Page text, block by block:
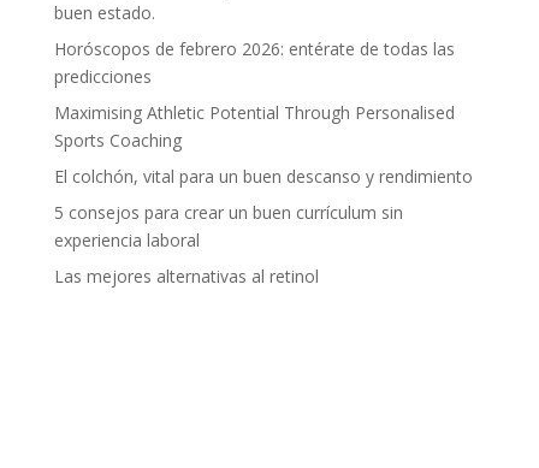
buen estado.
Horóscopos de febrero 2026: entérate de todas las
predicciones
Maximising Athletic Potential Through Personalised
Sports Coaching
El colchón, vital para un buen descanso y rendimiento
5 consejos para crear un buen currículum sin
experiencia laboral
Las mejores alternativas al retinol